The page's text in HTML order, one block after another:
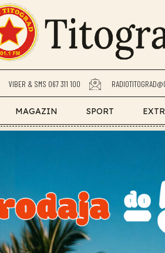
VIBER & SMS 067 311 100
MAGAZIN SPORT